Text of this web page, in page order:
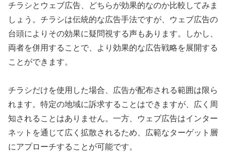
チラシとウェブ広告、どちらが効果的なのか比較してみま
しょう。チラシは伝統的な広告手法ですが、ウェブ広告の
台頭によりその効果に疑問視する声もあります。しかし、
両者を併用することで、より効果的な広告戦略を展開する
ことができます。
チラシだけを使用した場合、広告が配布される範囲は限ら
れます。特定の地域に訴求することはできますが、広く周
知されることはありません。一方、ウェブ広告はインター
ネットを通じて広く拡散されるため、広範なターゲット層
にアプローチすることが可能です。